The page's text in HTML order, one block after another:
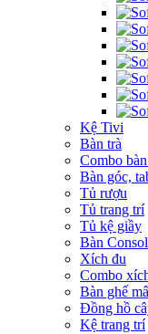
Kệ Tivi
Bàn trà
Combo
Bàn góc,
Tủ rượu
Tủ trang trí
Tủ kệ giầy
Bàn
Xích đu
Combo
Bàn ghế
Đồng hồ
Kệ trang trí